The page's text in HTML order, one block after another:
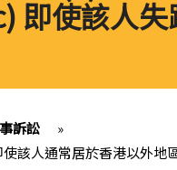
即使該人
訴訟
»
該人通常居於香港以外地